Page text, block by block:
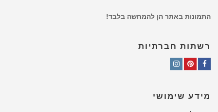
התמונות באתר הן להמחשה בלבד!
רשתות חברתיות
מידע שימושי